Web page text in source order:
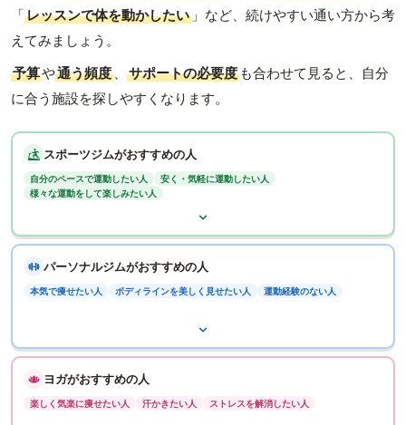
「レッスンで体を動かしたい 」など、続けやすい通い方から考
えてみましょう。
予算や通う頻度 、 サポートの必要度 も合わせて見ると、自分
に合う施設を探しやすくなります。
スポーツジムがおすすめの人
自分のペースで運動したい人
安く・気軽に運動したい人
様々な運動をして楽しみたい人
パーソナルジムがおすすめの人
本気で痩せたい人 ボディラインを美しく見せたい人 運動経験のない人
ヨガがおすすめの人
楽しく気楽に痩せたい人 汗かきたい人 ストレスを解消したい人